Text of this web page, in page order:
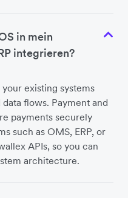
in mein
integrieren?
existing systems
flows. Payment and
payments securely
such as OMS, ERP, or
APIs, so you can
architecture.